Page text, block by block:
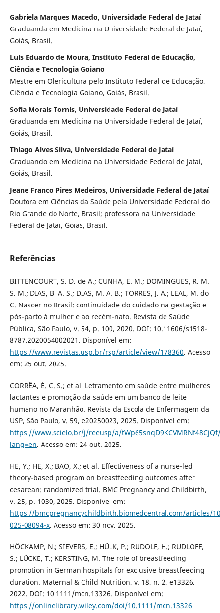
Gabriela Marques Macedo, Universidade Federal de Jataí
Graduanda em Medicina na Universidade Federal de Jataí,
Goiás, Brasil.
Luis Eduardo de Moura, Instituto Federal de Educação,
Ciência e Tecnologia Goiano
Mestre em Olericultura pelo Instituto Federal de Educação,
Ciência e Tecnologia Goiano, Goiás, Brasil.
Sofia Morais Tornis, Universidade Federal de Jataí
Graduanda em Medicina na Universidade Federal de Jataí,
Goiás, Brasil.
Thiago Alves Silva, Universidade Federal de Jataí
Graduando em Medicina na Universidade Federal de Jataí,
Goiás, Brasil.
Jeane Franco Pires Medeiros, Universidade Federal de Jataí
Doutora em Ciências da Saúde pela Universidade Federal do
Rio Grande do Norte, Brasil; professora na Universidade
Federal de Jataí, Goiás, Brasil.
Referências
BITTENCOURT, S. D. de A.; CUNHA, E. M.; DOMINGUES, R. M.
S. M.; DIAS, B. A. S.; DIAS, M. A. B.; TORRES, J. A.; LEAL, M. do
C. Nascer no Brasil: continuidade do cuidado na gestação e
pós-parto à mulher e ao recém-nato. Revista de Saúde
Pública, São Paulo, v. 54, p. 100, 2020. DOI: 10.11606/s1518-
8787.2020054002021. Disponível em:
https://www.revistas.usp.br/rsp/article/view/178360. Acesso
em: 25 out. 2025.
CORRÊA, É. C. S.; et al. Letramento em saúde entre mulheres
lactantes e promoção da saúde em um banco de leite
humano no Maranhão. Revista da Escola de Enfermagem da
USP, São Paulo, v. 59, e20250023, 2025. Disponível em:
https://www.scielo.br/j/reeusp/a/
lang=en. Acesso em: 24 out. 2025.
HE, Y.; HE, X.; BAO, X.; et al. Effectiveness of a nurse-led
theory-based program on breastfeeding outcomes after
cesarean: randomized trial. BMC Pregnancy and Childbirth,
v. 25, p. 1030, 2025. Disponível em:
https://bmcpregnancychildbirth.biomedcentral.com/articles/
025-08094-x. Acesso em: 30 nov. 2025.
HÖCKAMP, N.; SIEVERS, E.; HÜLK, P.; RUDOLF, H.; RUDLOFF,
S.; LÜCKE, T.; KERSTING, M. The role of breastfeeding
promotion in German hospitals for exclusive breastfeeding
duration. Maternal & Child Nutrition, v. 18, n. 2, e13326,
2022. DOI: 10.1111/mcn.13326. Disponível em:
https://onlinelibrary.wiley.com/doi/10.1111/mcn.13326.